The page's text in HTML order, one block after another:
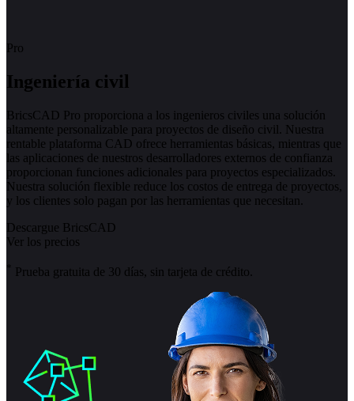
Pro
Ingeniería civil
BricsCAD Pro proporciona a los ingenieros civiles una solución
altamente personalizable para proyectos de diseño civil. Nuestra
rentable plataforma CAD ofrece herramientas básicas, mientras que
las aplicaciones de nuestros desarrolladores externos de confianza
proporcionan funciones adicionales para proyectos especializados.
Nuestra solución flexible reduce los costos de entrega de proyectos,
y los clientes solo pagan por las herramientas que necesitan.
Descargue BricsCAD
Ver los precios
* Prueba gratuita de 30 días, sin tarjeta de crédito.